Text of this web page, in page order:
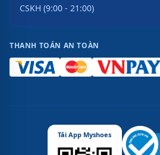
CSKH (9:00 - 21:00)
THANH TOÁN AN TOÀN
Tải App Myshoes